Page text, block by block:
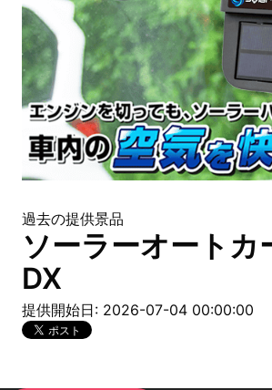
過去の提供景品
ソーラーオートカ
DX
提供開始日: 2026-07-04 00:00:00